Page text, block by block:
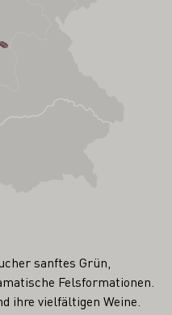
sanftes Grün,
Felsformationen.
ihre vielfältigen Weine.